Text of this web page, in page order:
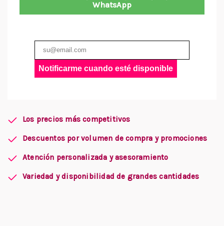
WhatsApp
Notificarme cuando esté disponible
Los precios más competitivos
Descuentos por volumen de compra y promociones
Atención personalizada y asesoramiento
Variedad y disponibilidad de grandes cantidades